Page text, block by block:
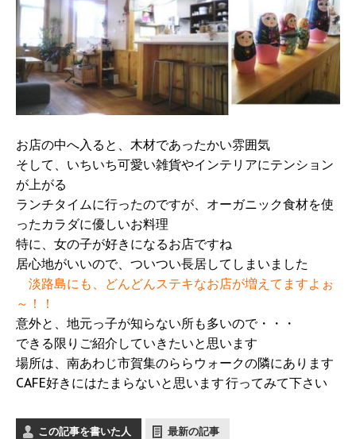
お店の中へ入ると、木材であったかい雰囲気
そして、いちいち可愛い雑貨やインテリアにテンション
が上がる
ランチタイムに行ったのですが、オーガニック食材を使
ったカラダに優しいお料理
特に、女の子が好きになるお店ですね
居心地がいいので、ついつい長居してしまいました
淡路島にも、どんどんステキなお店が増えてますよぉ
～！！
意外と、地元っ子が知らない所も多いので・・・
できる限りご紹介していきたいと思います
場所は、南あわじ市賀集のららウォークの隣にあります
CAFE好きにはたまらないと思います行ってみて下さい
この記事を書いた人 最新の記事